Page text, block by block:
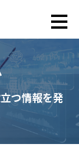
つ情報を発